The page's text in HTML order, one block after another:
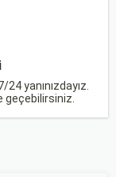
yanınızdayız.